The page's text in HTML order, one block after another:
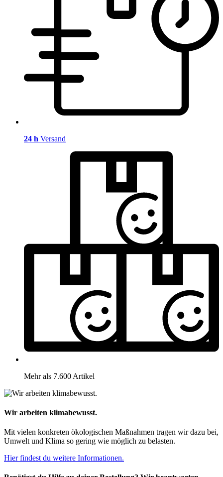
24 h Versand
Mehr als 7.600 Artikel
Wir arbeiten klimabewusst.
Mit vielen konkreten ökologischen Maßnahmen tragen wir dazu bei,
Umwelt und Klima so gering wie möglich zu belasten.
Hier findest du weitere Informationen.